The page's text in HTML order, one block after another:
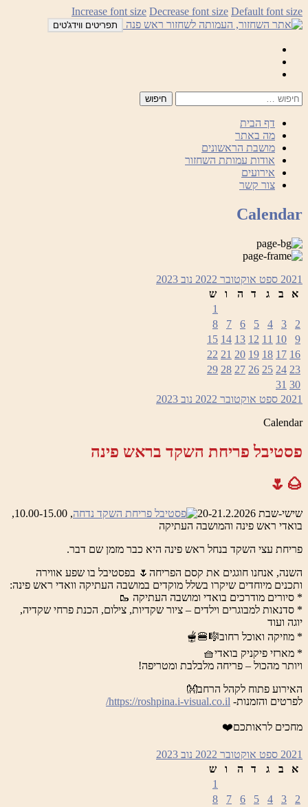
לדלג
לתוכן
Increase font size Decrease font size Default font size
תפריטים ווידג'טים
דף הבית
מה באתר
מושבת הראשונים
אודות עמותת השחזור
אירועים
צור קשר
Calendar
2021 ספט אוקטובר 2022 נוב 2023
א
ב ג ד ה ו
ש
1
2
3
4
5
6
7
8
9
10
11
12
13
14
15
16
17
18
19
20
21
22
23
24
25
26
27
28
29
30
31
2021 ספט אוקטובר 2022 נוב 2023
Calendar
פסטיבל פריחת השקד בראש פינה
🌰🌷
שישי-שבת 20-21.2.2026
, 10.00-15.00,
בואדי ראש פינה והמושבה העתיקה
פריחת עצי השקד בנחל ראש פינה היא כבר מזמן שם דבר.
השנה, אנחנו חוגגים את קסם הפריחה🌷 בפסטיבל בו שפע אווירה
ותכנים מיוחדים שיקרו בשלל מוקדים במושבה העתיקה וואדי ראש פינה:
* סיורים מודרכים בואדי ומושבה העתיקה 🥾
* סדנאות למבוגרים וילדים – ציור שקדיות, צילום, הכנת פרחי שקדיה,
יוגה ועוד
* מוזיקה ואוכל רחוב🎼🍔🫕
* מארזי פיקניק בואדי🧺
ויותר מהכול – פריחה מלבלבת ומטריפה!
האירוע פתוח לקהל הרחב👐
לפרטים והזמנות- https://roshpina.i-visual.co.il/
מחכים לראותכם❤️
2021 ספט אוקטובר 2022 נוב 2023
א
ב ג ד ה ו
ש
1
2
3
4
5
6
7
8